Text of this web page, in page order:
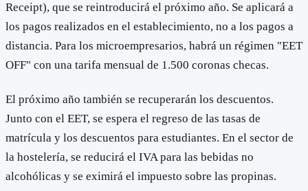
Receipt), que se reintroducirá el próximo año. Se aplicará a
los pagos realizados en el establecimiento, no a los pagos a
distancia. Para los microempresarios, habrá un régimen "EET
OFF" con una tarifa mensual de 1.500 coronas checas.
El próximo año también se recuperarán los descuentos.
Junto con el EET, se espera el regreso de las tasas de
matrícula y los descuentos para estudiantes. En el sector de
la hostelería, se reducirá el IVA para las bebidas no
alcohólicas y se eximirá el impuesto sobre las propinas.